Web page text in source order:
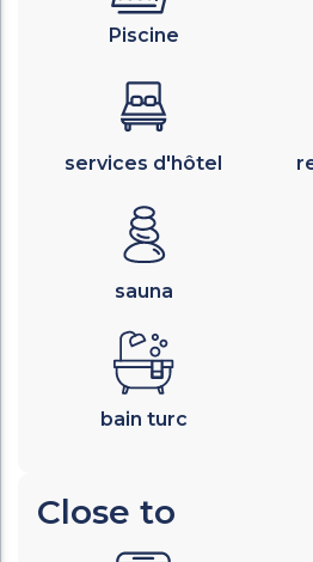
Piscine
services d'hôtel
sauna
bain turc
Close to